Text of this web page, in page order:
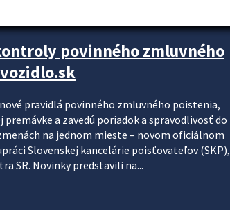
povinného zmluvného
pravidlá povinného zmluvného poistenia,
a zavedú poriadok a spravodlivosť do
na jednom mieste – novom oficiálnom
Slovenskej kancelárie poisťovateľov (SKP),
SR. Novinky predstavili na...